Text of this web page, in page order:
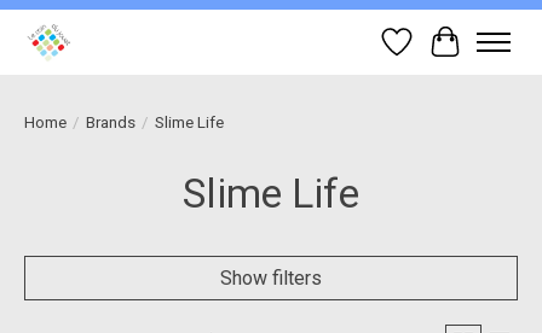
Wish List
Cart
Home / Brands / Slime Life
Slime Life
Show filters